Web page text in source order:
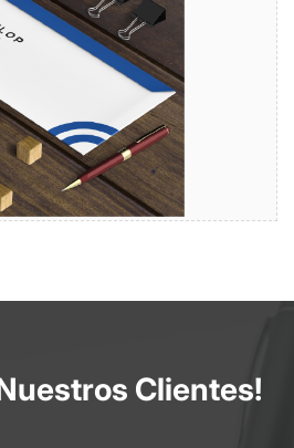
Comprar
Clientes!